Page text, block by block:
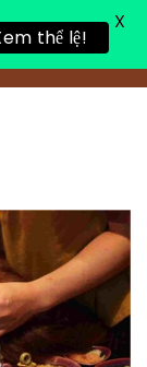
Toggle
thể lệ!
X